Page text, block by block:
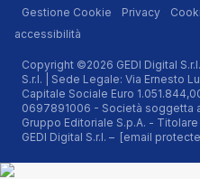
Gestione Cookie Privacy
accessibilità
Copyright ©2026 GEDI Digital
S.r.l. | Sede Legale: Via Ernesto
Capitale Sociale Euro
0697891006 - Società soggetta
Gruppo Editoriale S.p.A. -
GEDI Digital S.r.l. – [email